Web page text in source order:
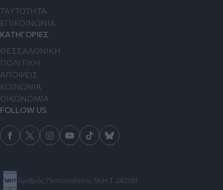
Αριθμός Πιστοποίησης Μ.Η.Τ.242191
TAYTOTHTA
ΕΠΙΚΟΙΝΩΝΙΑ
ΚΑΤΗΓΟΡΙΕΣ
ΘΕΣΣΑΛΟΝΙΚΗ
ΠΟΛΙΤΙΚΗ
ΑΠΟΨΕΙΣ
ΚΟΙΝΩΝΙΑ
ΟΙΚΟΝΟΜΙΑ
FOLLOW US